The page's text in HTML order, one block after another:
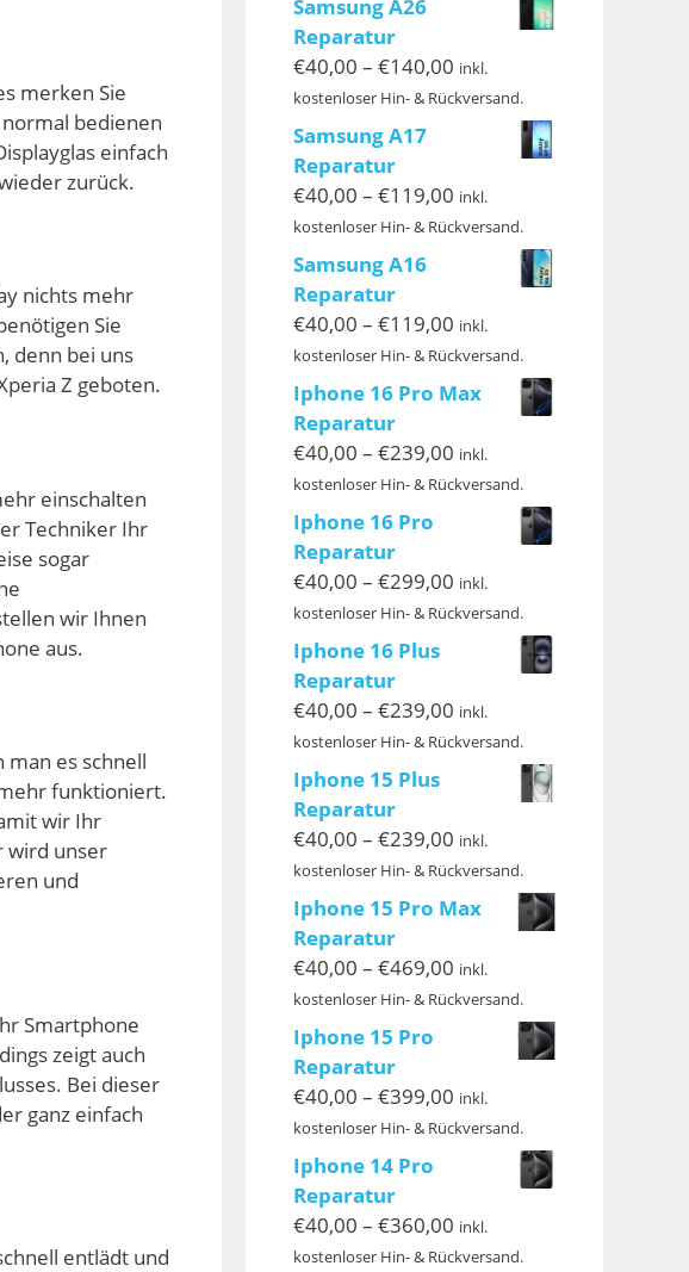
merken Sie
bedienen
einfach
zurück.
nichts mehr
Sie
denn bei uns
Z geboten.
einschalten
Techniker Ihr
sogar
wir Ihnen
aus.
man es schnell
funktioniert.
wir Ihr
wird unser
und
Smartphone
zeigt auch
Bei dieser
ganz einfach
entlädt und
€149,00
Samsung A26
Reparatur
€40,00 – €140,00 Preisspanne:
€40,00
€140,00
inkl.
kostenloser Hin- & Rückversand.
Samsung A17
Reparatur
€40,00 – €119,00 Preisspanne:
€40,00
€119,00
inkl.
kostenloser Hin- & Rückversand.
Samsung A16
Reparatur
€40,00 – €119,00 Preisspanne:
€40,00
bis
€119,00
inkl.
kostenloser Hin- & Rückversand.
Iphone 16 Pro Max
Reparatur
€40,00 – €239,00 Preisspanne:
€40,00
€239,00
inkl.
kostenloser Hin- & Rückversand.
Iphone 16 Pro
Reparatur
€40,00 – €299,00 Preisspanne:
€40,00
€299,00
inkl.
kostenloser Hin- & Rückversand.
Iphone 16 Plus
Reparatur
€40,00 – €239,00 Preisspanne:
€40,00
€239,00
inkl.
kostenloser Hin- & Rückversand.
Iphone 15 Plus
Reparatur
€40,00 – €239,00 Preisspanne:
€40,00
bis
€239,00
inkl.
kostenloser Hin- & Rückversand.
Iphone 15 Pro Max
Reparatur
€40,00 – €469,00 Preisspanne:
€40,00
€469,00
inkl.
kostenloser Hin- & Rückversand.
Iphone 15 Pro
Reparatur
€40,00 – €399,00 Preisspanne:
€40,00
€399,00
inkl.
kostenloser Hin- & Rückversand.
Iphone 14 Pro
Reparatur
€40,00 – €360,00 Preisspanne:
€40,00
inkl.
kostenloser Hin- & Rückversand.